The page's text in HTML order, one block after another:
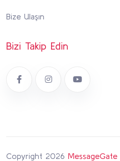
Bize Ulaşın
Bizi Takip Edin
Copyright 2026 MessageGate